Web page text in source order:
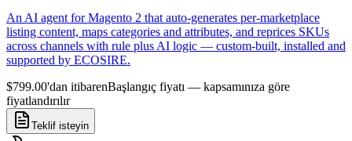
An AI agent for Magento 2 that auto-generates per-marketplace
listing content, maps categories and attributes, and reprices SKUs
across channels with rule plus AI logic — custom-built, installed and
supported by ECOSIRE.
$799.00'dan itibarenBaşlangıç fiyatı — kapsamınıza göre
fiyatlandırılır
Teklif isteyin